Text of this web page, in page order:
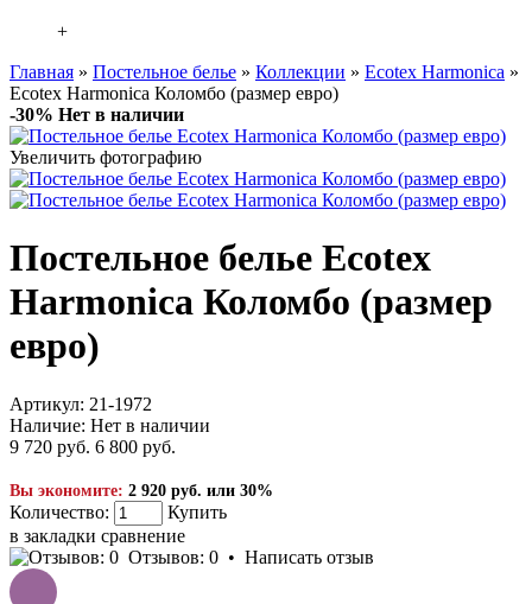
+
Главная » Постельное белье » Коллекции » Ecotex Harmonica »
Ecotex Harmonica Коломбо (размер евро)
-30% Нет в наличии
Увеличить фотографию
Постельное белье Ecotex
Harmonica Коломбо (размер
евро)
Артикул: 21-1972
Наличие: Нет в наличии
9 720 руб. 6 800 руб.
Вы экономите: 2 920 руб. или 30%
Количество:
Купить
в закладки сравнение
Отзывов: 0 • Написать отзыв